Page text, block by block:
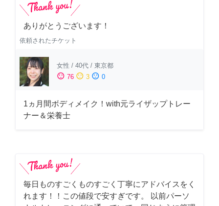
ありがとうございます！
依頼されたチケット
女性 / 40代 / 東京都
sentiment_satisfied 76 sentiment_neutral 3 sentiment_dissatisfied 0
1ヵ月間ボディメイク！with元ライザップトレー
ナー＆栄養士
毎日ものすごくものすごく丁寧にアドバイスをく
れます！！この値段で安すぎです。 以前パーソ